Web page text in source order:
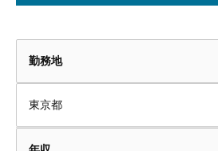
勤務地
東京都